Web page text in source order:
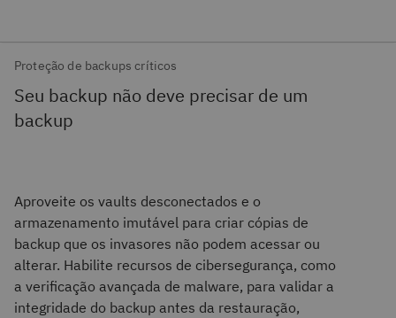
Proteção de backups críticos
Seu backup não deve precisar de um
backup
Aproveite os vaults desconectados e o
armazenamento imutável para criar cópias de
backup que os invasores não podem acessar ou
alterar. Habilite recursos de cibersegurança, como
a verificação avançada de malware, para validar a
integridade do backup antes da restauração,